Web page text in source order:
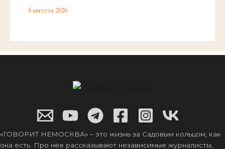
8 августа 2026
«ГОВОРИТ НЕМОСКВА» – это жизнь за Садовым кольцом, как
она есть. Про нее рассказывают независимые журналисты,